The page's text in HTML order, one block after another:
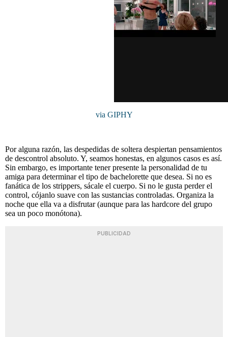
via GIPHY
Por alguna razón, las despedidas de soltera despiertan pensamientos
de descontrol absoluto. Y, seamos honestas, en algunos casos es así.
Sin embargo, es importante tener presente la personalidad de tu
amiga para determinar el tipo de bachelorette que desea. Si no es
fanática de los strippers, sácale el cuerpo. Si no le gusta perder el
control, cójanlo suave con las sustancias controladas. Organiza la
noche que ella va a disfrutar (aunque para las hardcore del grupo
sea un poco monótona).
PUBLICIDAD